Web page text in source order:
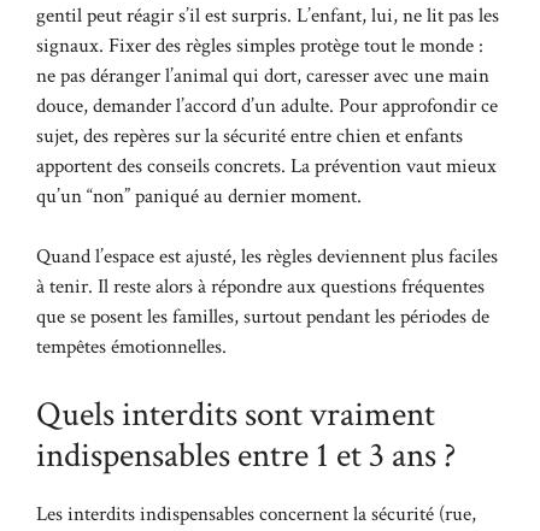
gentil peut réagir s’il est surpris. L’enfant, lui, ne lit pas les
signaux. Fixer des règles simples protège tout le monde :
ne pas déranger l’animal qui dort, caresser avec une main
douce, demander l’accord d’un adulte. Pour approfondir ce
sujet,des repères sur la sécurité entre chien et enfants
apportent des conseils concrets. La prévention vaut mieux
qu’un “non” paniqué au dernier moment.
Quand l’espace est ajusté, les règles deviennent plus faciles
à tenir. Il reste alors à répondre aux questions fréquentes
que se posent les familles, surtout pendant les périodes de
tempêtes émotionnelles.
Quels interdits sont vraiment
indispensables entre 1 et 3 ans ?
Les interdits indispensables concernent la sécurité (rue,